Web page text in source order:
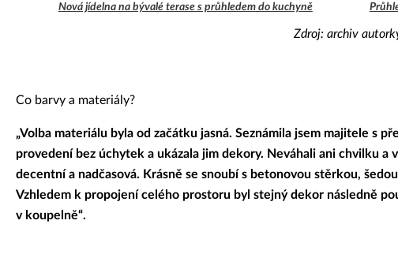
Nová jídelna na bývalé terase s průhledem do kuchyně
Zdroj: archiv
Co barvy a materiály?
„Volba materiálu byla od začátku jasná. Seznámila jsem majitele s
provedení bez úchytek a ukázala jim dekory. Neváhali ani chvilku a
decentní a nadčasová. Krásně se snoubí s betonovou stěrkou,
Vzhledem k propojení celého prostoru byl stejný dekor následně
v koupelně“.